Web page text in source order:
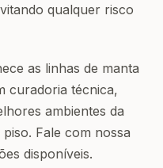
qualquer risco
as linhas de manta
curadoria técnica,
ambientes da
Fale com nossa
disponíveis.